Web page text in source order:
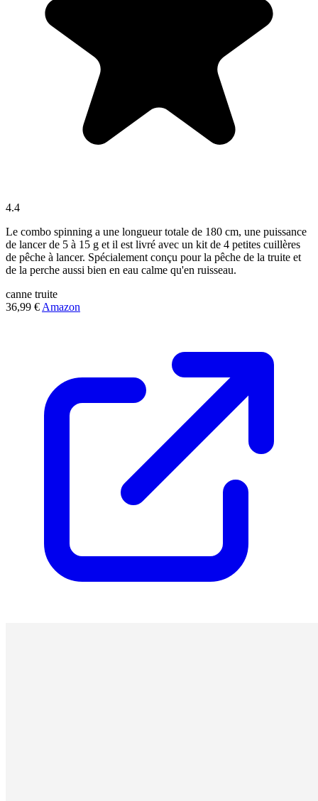
4.4
Le combo spinning a une longueur totale de 180 cm, une puissance
de lancer de 5 à 15 g et il est livré avec un kit de 4 petites cuillères
de pêche à lancer. Spécialement conçu pour la pêche de la truite et
de la perche aussi bien en eau calme qu'en ruisseau.
canne truite
36,99 € Amazon